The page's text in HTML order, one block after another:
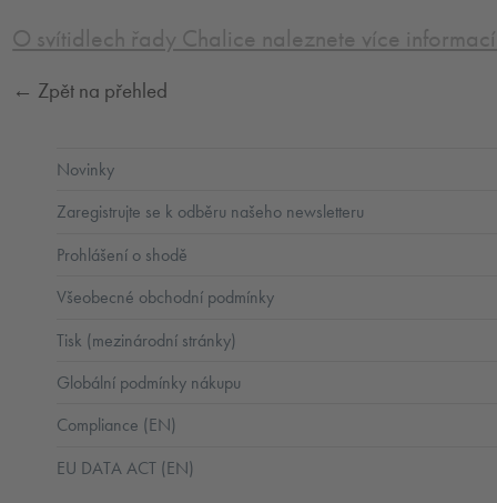
O svítidlech řady Chalice naleznete více
← Zpět na přehled
Novinky
Zaregistrujte se k odběru našeho newsletteru
Prohlášení o shodě
Všeobecné obchodní podmínky
Tisk (mezinárodní stránky)
Globální podmínky nákupu
Compliance (EN)
EU DATA ACT (EN)